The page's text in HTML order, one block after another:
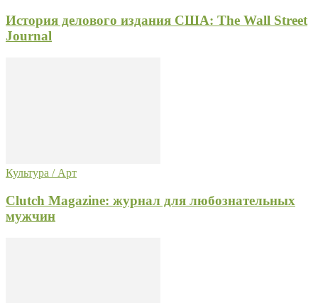
История делового издания США: The Wall Street
Journal
Культура / Арт
Clutch Magazine: журнал для любознательных
мужчин